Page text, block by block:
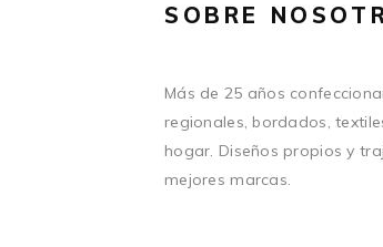
SOBRE
Más de 25 años
regionales, bordados,
hogar. Diseños propios y
mejores marcas.